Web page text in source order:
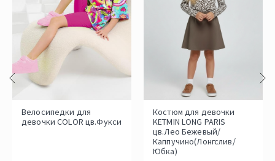
Велосипедки для
девочки COLOR цв.Фукси
Костюм для девочки
KETMIN LONG PARIS
цв.Лео Бежевый/
Каппучино(Лонгслив/
Юбка)